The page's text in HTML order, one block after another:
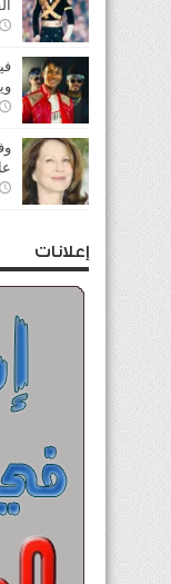
إعلانات